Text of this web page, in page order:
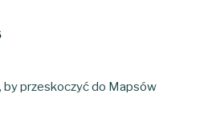
by przeskoczyć do Mapsów